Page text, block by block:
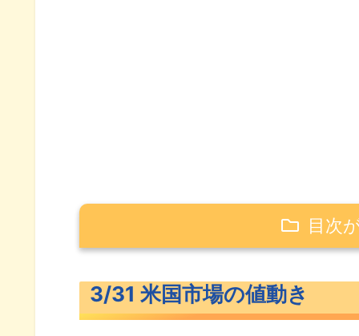
目次
米主要3指数の値動き
3/31 米国市場の値動き